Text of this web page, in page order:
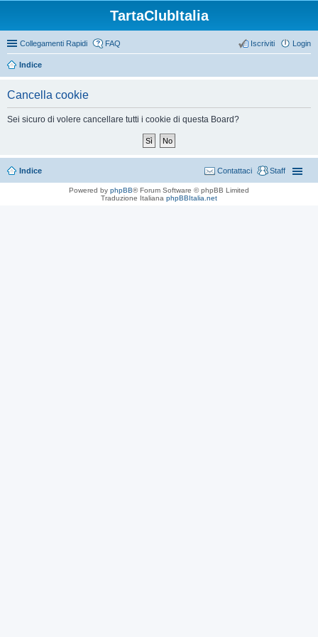
TartaClubItalia
Collegamenti Rapidi FAQ Login
Iscriviti
Indice
Cancella cookie
Sei sicuro di volere cancellare tutti i cookie di questa Board?
Indice Staff
Contattaci
Powered by phpBB® Forum Software © phpBB Limited
Traduzione Italiana phpBBItalia.net